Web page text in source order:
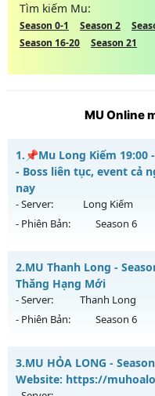
Tìm kiếm Mu:
Season 0-1 Season 2
Season 16-20
Season 21
MU Online
1. 📌Mu Long Kiếm 19:00
- Boss liên tục, event cả
nay
- Server: Long Kiếm
- Phiên Bản:
Season 6
📌Mu Long Kiếm 19:00 -
mê , Open 19:00 hôm nay
Mu mới ra tháng 08 2026
ngày 06/08/2626
Kiểu reset: Reset In Game
Thể loại: Mu Nguyên bản
2.MU Thanh Long -
Thăng Hạng Mới
- Server: Thanh Long
- Phiên Bản:
Season 6
MU Thanh Long - Ép
Mu mới ra tháng 08 2026
3.MU HỎA LONG -
Website: https://